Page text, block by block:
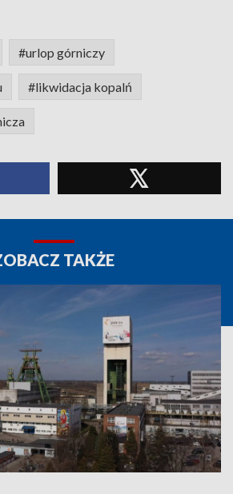
#urlop górniczy
#likwidacja kopalń
TAKŻE